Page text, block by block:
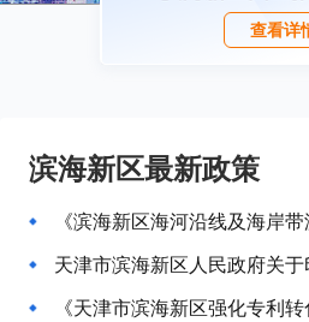
查看详
滨海新区最新政策
《滨海新区海河沿线及海岸
《天津市滨海新区强化专利